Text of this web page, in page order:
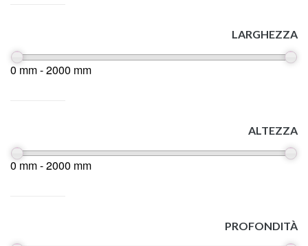
LARGHEZZA
0 mm - 2000 mm
ALTEZZA
0 mm - 2000 mm
PROFONDITÀ